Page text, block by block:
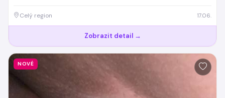
Celý region 17.06.
Zobrazit detail →
NOVÉ